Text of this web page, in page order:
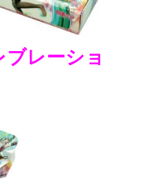
ブレーショ